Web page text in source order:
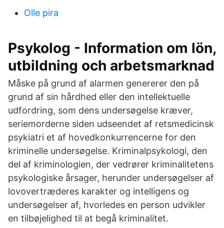
Olle pira
Psykolog - Information om lön,
utbildning och arbetsmarknad
Måske på grund af alarmen genererer den på
grund af sin hårdhed eller den intellektuelle
udfordring, som dens undersøgelse kræver,
seriemorderne siden udseendet af retsmedicinsk
psykiatri et af hovedkonkurrencerne for den
kriminelle undersøgelse. Kriminalpsykologi, den
del af kriminologien, der vedrører kriminalitetens
psykologiske årsager, herunder undersøgelser af
lovovertræderes karakter og intelligens og
undersøgelser af, hvorledes en person udvikler
en tilbøjelighed til at begå kriminalitet.